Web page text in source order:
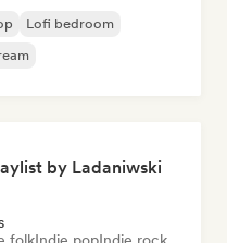
Lofi bedroom
by Ladaniwski